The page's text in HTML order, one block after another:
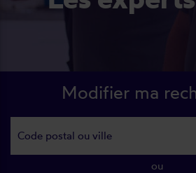
Modifier ma
ou